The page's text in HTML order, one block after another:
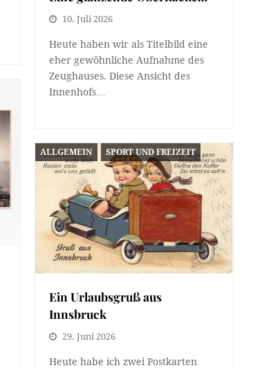
10. Juli 2026
Heute haben wir als Titelbild eine
eher gewöhnliche Aufnahme des
Zeughauses. Diese Ansicht des
Innenhofs…
ALLGEMEIN SPORT UND FREIZEIT
Ein Urlaubsgruß aus
Innsbruck
29. Juni 2026
Heute habe ich zwei Postkarten